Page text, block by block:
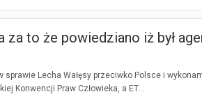
to że powiedziano iż był
sprawie Lecha Wałęsy przeciwko Polsce i
Konwencji Praw Człowieka, a ET...